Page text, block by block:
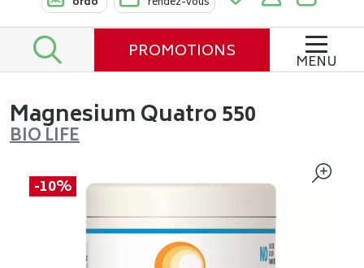
PROMOTIONS MENU
Magnesium Quatro 550
BIO LIFE
-10%